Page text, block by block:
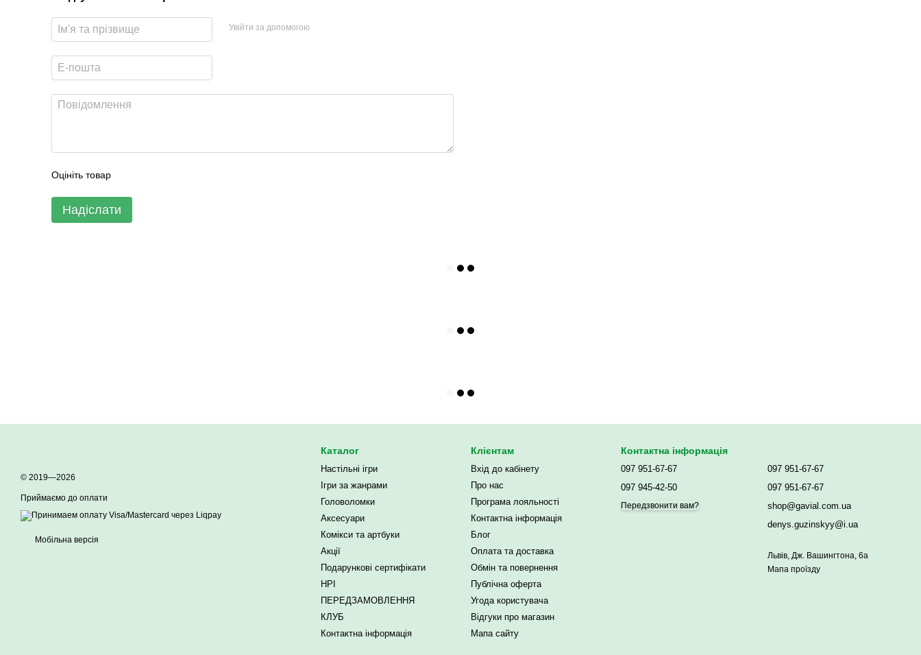
Увійти за допомогою
Оцініть товар
Надіслати
© 2019—2026
Приймаємо до оплати
Мобільна версія
Каталог
Настільні ігри
Ігри за жанрами
Головоломки
Аксесуари
Комікси та артбуки
Акції
Подарункові сертифікати
НРІ
ПЕРЕДЗАМОВЛЕННЯ
КЛУБ
Контактна інформація
Клієнтам
Вхід до кабінету
Про нас
Програма лояльності
Контактна інформація
Блог
Оплата та доставка
Обмін та повернення
Публічна оферта
Угода користувача
Відгуки про магазин
Мапа сайту
Контактна інформація
097 951-67-67
097 945-42-50
Передзвонити вам?
097 951-67-67
097 951-67-67
shop@gavial.com.ua
denys.guzinskyy@i.ua
Львів, Дж. Вашингтона, 6а
Мапа проїзду